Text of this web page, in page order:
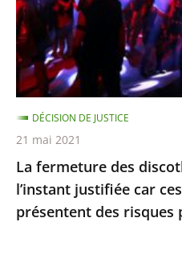
pour
l’instant
justifiée
car
ces
établissements
présentent
des
risques
particuliers
La fermeture des
l’instant justifiée car
présentent des risques
DÉCISION DE JUSTICE
21 mai 2021